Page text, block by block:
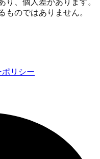
ものではありません。
リシー